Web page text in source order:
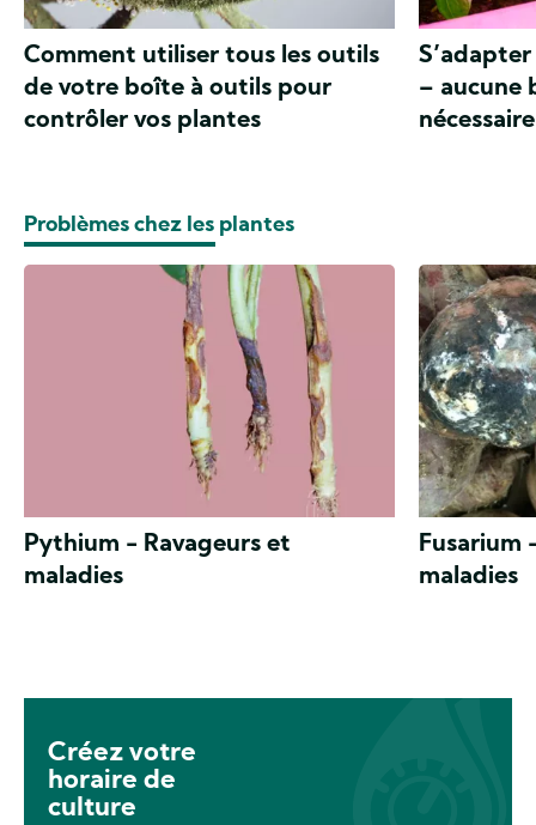
Comment utiliser tous les outils
de votre boîte à outils pour
contrôler vos plantes
– aucune
nécessaire
Problèmes chez les plantes
Pythium - Ravageurs et
maladies
Fusarium
maladies
Créez votre
horaire de
culture